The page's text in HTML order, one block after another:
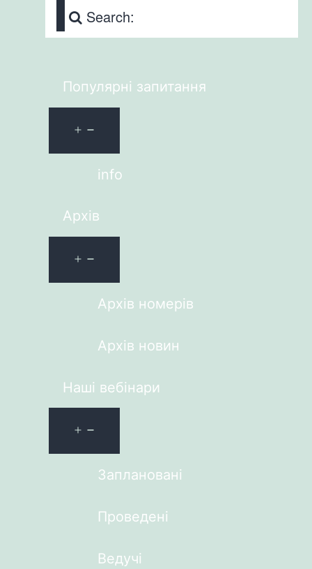
Search:
Популярні запитання
info
Архів
Архів номерів
Архів новин
Наші вебінари
Заплановані
Проведені
Ведучі